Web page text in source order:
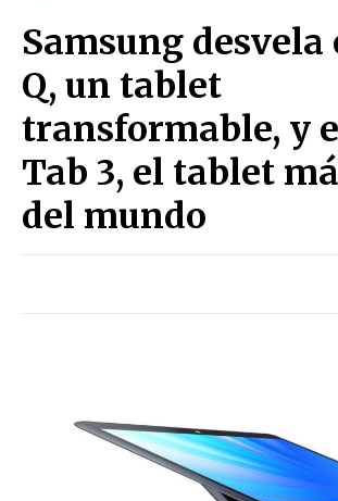
Samsung desvela
Q, un tablet
transformable, y
Tab 3, el tablet
del mundo